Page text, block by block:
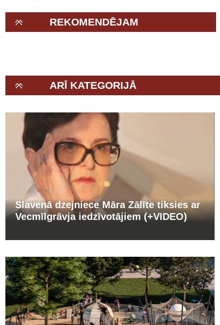
REKOMENDĒJAM
ARĪ KATEGORIJĀ
Slavenā dzejniece Māra Zālīte tiksies ar
Vecmīlgrāvja iedzīvotājiem (+VIDEO)